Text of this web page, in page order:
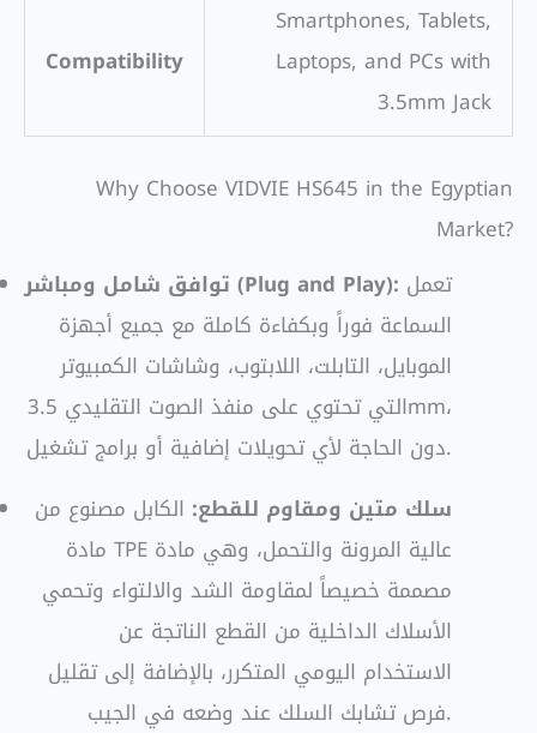
Compatibility
Smartphones, Tablets,
Laptops, and PCs with
3.5mm Jack
Why Choose VIDVIE HS645 in the Egyptian
Market?
توافق شامل ومباشر (Plug and Play): تعمل
السماعة فوراً وبكفاءة كاملة مع جميع أجهزة
الموبايل، التابلت، اللابتوب، وشاشات الكمبيوتر
التي تحتوي على منفذ الصوت التقليدي 3.5mm،
دون الحاجة لأي تحويلات إضافية أو برامج تشغيل.
سلك متين ومقاوم للقطع:الكابل مصنوع من
مادة TPE عالية المرونة والتحمل، وهي مادة
مصممة خصيصاً لمقاومة الشد والالتواء وتحمي
الأسلاك الداخلية من القطع الناتجة عن
الاستخدام اليومي المتكرر، بالإضافة إلى تقليل
فرص تشابك السلك عند وضعه في الجيب.